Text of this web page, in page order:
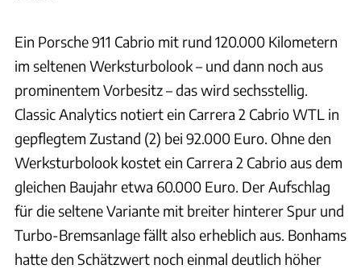
Ein Porsche 911 Cabrio mit rund 120.000 Kilometern
im seltenen Werksturbolook – und dann noch aus
prominentem Vorbesitz – das wird sechsstellig.
Classic Analytics notiert ein Carrera 2 Cabrio WTL in
gepflegtem Zustand (2) bei 92.000 Euro. Ohne den
Werksturbolook kostet ein Carrera 2 Cabrio aus dem
gleichen Baujahr etwa 60.000 Euro. Der Aufschlag
für die seltene Variante mit breiter hinterer Spur und
Turbo-Bremsanlage fällt also erheblich aus. Bonhams
hatte den Schätzwert noch einmal deutlich höher